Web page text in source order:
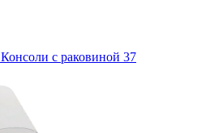
Консоли с раковиной 37